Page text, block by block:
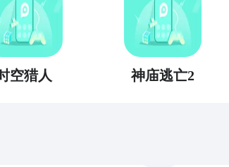
空猎人 神庙逃亡2